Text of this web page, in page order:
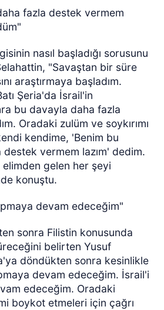
fazla destek vermem
nasıl başladığı sorusunu
"Savaştan bir süre
araştırmaya başladım.
Şeria'da İsrail'in
bu davayla daha fazla
Oradaki zulüm ve soykırımı
kendime, 'Benim bu
vermem lazım' dedim.
gelen her şeyi
konuştu.
devam edeceğim"
sonra Filistin konusunda
belirten Yusuf
döndükten sonra kesinlikle
devam edeceğim. İsrail'i
edeceğim. Oradaki
boykot etmeleri için çağrı